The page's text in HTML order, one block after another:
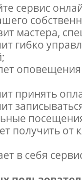
сервис
мастера,
гибко
оповещения
принять
получить от
в себя